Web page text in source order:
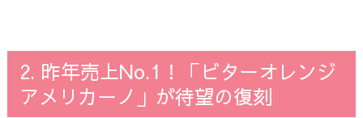
2. 昨年売上No.1！「ビターオレンジ
アメリカーノ」が待望の復刻